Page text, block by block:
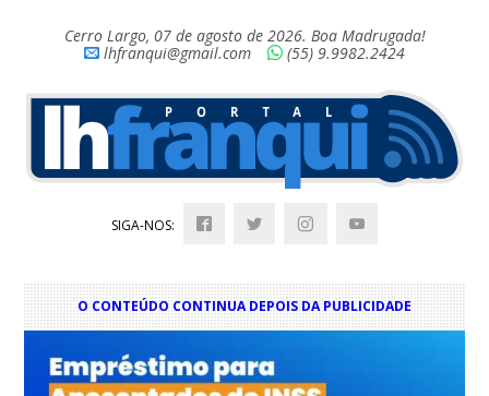
Cerro Largo, 07 de agosto de 2026. Boa Madrugada!
lhfranqui@gmail.com
(55) 9.9982.2424
SIGA-NOS:
O CONTEÚDO CONTINUA DEPOIS DA PUBLICIDADE